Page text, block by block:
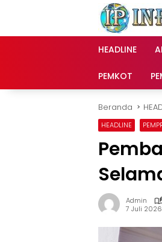
HEADLINE
PEMKOT
Beranda
HEADLINE
Admin
7 Juli 2026